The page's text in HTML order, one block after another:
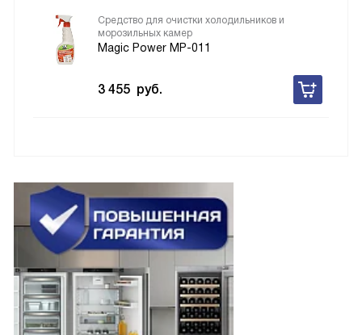
Средство для очистки холодильников и
морозильных камер
Magic Power MP-011
3 455 руб.